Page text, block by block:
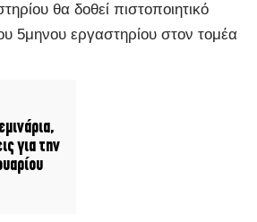
θα δοθεί πιστοποιητικό
5μηνου εργαστηρίου στον τομέα
για την